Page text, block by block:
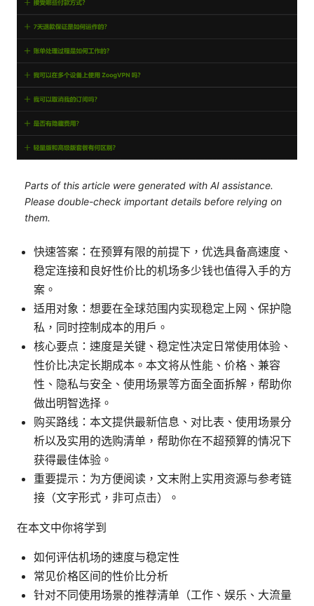
Parts of this article were generated with AI assistance.
Please double-check important details before relying on
them.
快速答案：在预算有限的前提下，优选具备高速度、
稳定连接和良好性价比的机场多少钱也值得入手的方
案。
适用对象：想要在全球范围内实现稳定上网、保护隐
私，同时控制成本的用户。
核心要点：速度是关键、稳定性决定日常使用体验、
性价比决定长期成本。本文将从性能、价格、兼容
性、隐私与安全、使用场景等方面全面拆解，帮助你
做出明智选择。
购买路线：本文提供最新信息、对比表、使用场景分
析以及实用的选购清单，帮助你在不超预算的情况下
获得最佳体验。
重要提示：为方便阅读，文末附上实用资源与参考链
接（文字形式，非可点击）。
在本文中你将学到
如何评估机场的速度与稳定性
常见价格区间的性价比分析
针对不同使用场景的推荐清单（工作、娱乐、大流量